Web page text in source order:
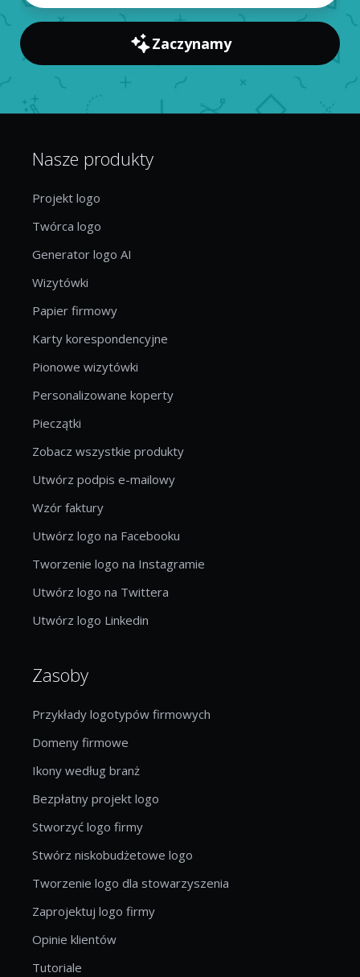
Zaczynamy
Nasze produkty
Projekt logo
Twórca logo
Generator logo AI
Wizytówki
Papier firmowy
Karty korespondencyjne
Pionowe wizytówki
Personalizowane koperty
Pieczątki
Zobacz wszystkie produkty
Utwórz podpis e-mailowy
Wzór faktury
Utwórz logo na Facebooku
Tworzenie logo na Instagramie
Utwórz logo na Twittera
Utwórz logo Linkedin
Zasoby
Przykłady logotypów firmowych
Domeny firmowe
Ikony według branż
Bezpłatny projekt logo
Stworzyć logo firmy
Stwórz niskobudżetowe logo
Tworzenie logo dla stowarzyszenia
Zaprojektuj logo firmy
Opinie klientów
Tutoriale